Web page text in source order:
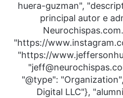
huera-guzman",
principal autor e
"https://
"https://
"@type":
Digital LLC"},